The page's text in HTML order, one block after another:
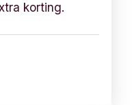
korting.